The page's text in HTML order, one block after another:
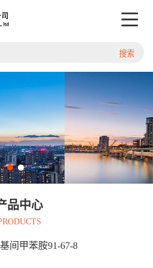
搜索
品中心
间甲苯胺91-67-8